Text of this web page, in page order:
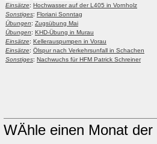
Einsätze: Hochwasser auf der L405 in Vornholz
Sonstiges: Floriani Sonntag
Übungen: Zugsübung Mai
Übungen: KHD-Übung in Murau
Einsätze: Kellerauspumpen in Vorau
Einsätze: Ölspur nach Verkehrsunfall in Schachen
Sonstiges: Nachwuchs für HFM Patrick Schreiner
WÄhle einen Monat